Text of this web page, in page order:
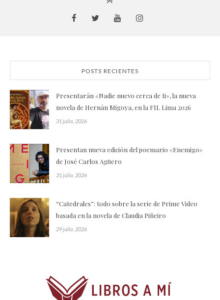
POSTS RECIENTES
Presentarán «Nadie nuevo cerca de ti», la nueva
novela de Hernán Migoya, en la FIL Lima 2026
31 julio, 2026
Presentan nueva edición del poemario «Enemigo»
de José Carlos Agüero
31 julio, 2026
“Catedrales”: todo sobre la serie de Prime Video
basada en la novela de Claudia Piñeiro
29 julio, 2026